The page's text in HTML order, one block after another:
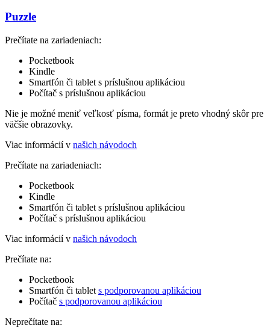
Puzzle
Prečítate na zariadeniach:
Pocketbook
Kindle
Smartfón či tablet s príslušnou aplikáciou
Počítač s príslušnou aplikáciou
Nie je možné meniť veľkosť písma, formát je preto vhodný skôr pre
väčšie obrazovky.
Viac informácií v našich návodoch
Prečítate na zariadeniach:
Pocketbook
Kindle
Smartfón či tablet s príslušnou aplikáciou
Počítač s príslušnou aplikáciou
Viac informácií v našich návodoch
Prečítate na:
Pocketbook
Smartfón či tablet s podporovanou aplikáciou
Počítač s podporovanou aplikáciou
Neprečítate na: